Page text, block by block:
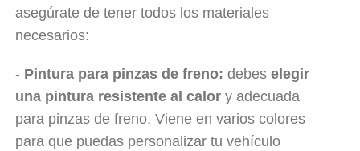
asegúrate de tener todos los materiales
necesarios:
- Pintura para pinzas de freno: debes elegir
una pintura resistente al calor y adecuada
para pinzas de freno. Viene en varios colores
para que puedas personalizar tu vehículo